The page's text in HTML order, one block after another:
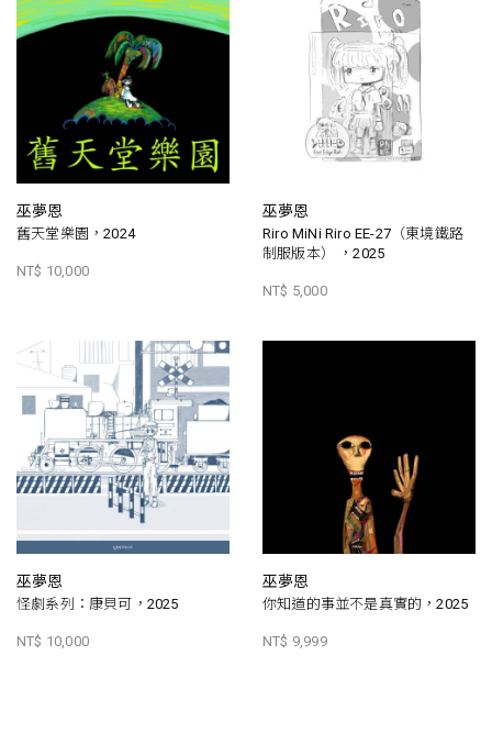
巫夢恩
舊天堂樂園，2024
NT$ 10,000
巫夢恩
Riro MiNi Riro EE-27（東境鐵路
制服版本） ，2025
NT$ 5,000
巫夢恩
怪劇系列：康貝可，2025
NT$ 10,000
巫夢恩
你知道的事並不是真實的，2025
NT$ 9,999